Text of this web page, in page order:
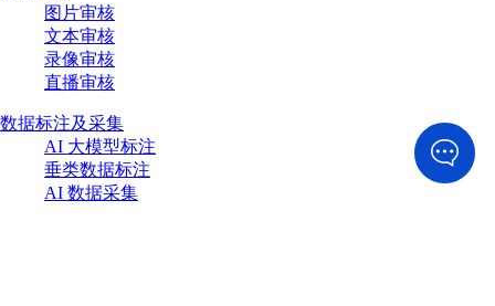
图片审核
文本审核
录像审核
直播审核
数据标注及采集
AI 大模型标注
垂类数据标注
AI 数据采集